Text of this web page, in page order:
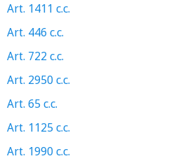
Art. 1411 c.c.
Art. 446 c.c.
Art. 722 c.c.
Art. 2950 c.c.
Art. 65 c.c.
Art. 1125 c.c.
Art. 1990 c.c.